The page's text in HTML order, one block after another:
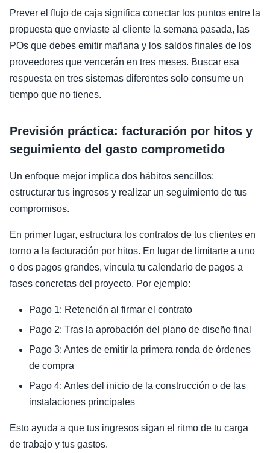
Prever el flujo de caja significa conectar los puntos entre la
propuesta que enviaste al cliente la semana pasada, las
POs que debes emitir mañana y los saldos finales de los
proveedores que vencerán en tres meses. Buscar esa
respuesta en tres sistemas diferentes solo consume un
tiempo que no tienes.
Previsión práctica: facturación por hitos y
seguimiento del gasto comprometido
Un enfoque mejor implica dos hábitos sencillos:
estructurar tus ingresos y realizar un seguimiento de tus
compromisos.
En primer lugar, estructura los contratos de tus clientes en
torno a la facturación por hitos. En lugar de limitarte a uno
o dos pagos grandes, vincula tu calendario de pagos a
fases concretas del proyecto. Por ejemplo:
Pago 1: Retención al firmar el contrato
Pago 2: Tras la aprobación del plano de diseño final
Pago 3: Antes de emitir la primera ronda de órdenes
de compra
Pago 4: Antes del inicio de la construcción o de las
instalaciones principales
Esto ayuda a que tus ingresos sigan el ritmo de tu carga
de trabajo y tus gastos.